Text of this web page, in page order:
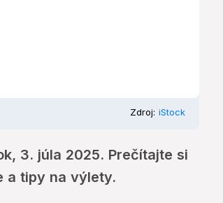
Zdroj: iStock
3. júla 2025. Prečítajte si
a tipy na výlety.